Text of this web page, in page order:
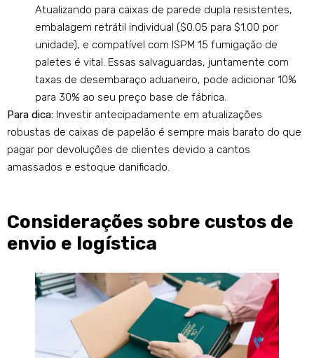
Atualizando para caixas de parede dupla resistentes,
embalagem retrátil individual ($0.05 para $1.00 por
unidade), e compatível com ISPM 15 fumigação de
paletes é vital. Essas salvaguardas, juntamente com
taxas de desembaraço aduaneiro, pode adicionar 10%
para 30% ao seu preço base de fábrica.
Para dica: Investir antecipadamente em atualizações
robustas de caixas de papelão é sempre mais barato do que
pagar por devoluções de clientes devido a cantos
amassados ​​e estoque danificado.
Considerações sobre custos de
envio e logística